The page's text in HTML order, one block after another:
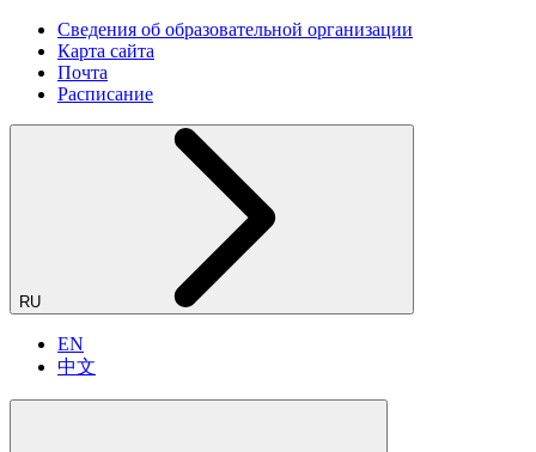
Сведения об образовательной организации
Карта сайта
Почта
Расписание
RU
EN
中文